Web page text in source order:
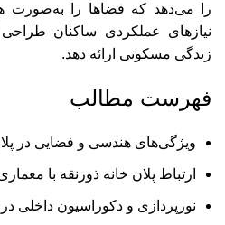
را می‌دهد که فضاها را به‌صورت
نیازهای عملکردی ساکنان
زندگی مسکونی ارائه دهد.
فهرست مطالب
ویژگی‌های هندسی و فضایی در
ارتباط پلان خانه ذوزنقه با معماری
نورپردازی و دکوراسیون داخلی در